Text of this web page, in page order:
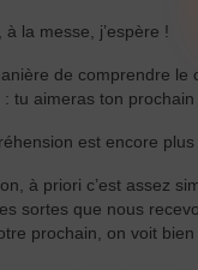
la messe, j’espère !
de comprendre
tu aimeras ton prochain
est encore plus
à priori c’est assez
sortes que nous
prochain, on voit